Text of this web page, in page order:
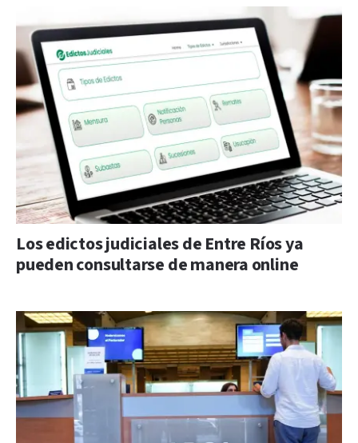
Los edictos judiciales de Entre Ríos ya
pueden consultarse de manera online